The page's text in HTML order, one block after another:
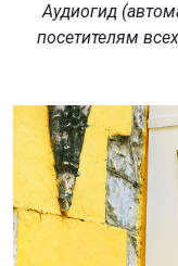
Аудиогид
посетителям